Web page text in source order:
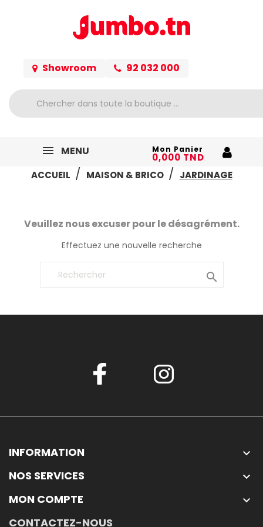
Showroom 92 032 000
MENU Mon Panier
0,000 TND
ACCUEIL
MAISON & BRICO JARDINAGE
Veuillez nous excuser pour le désagrément.
Effectuez une nouvelle recherche

INFORMATION 
NOS SERVICES 
MON COMPTE 
CONTACTEZ-NOUS